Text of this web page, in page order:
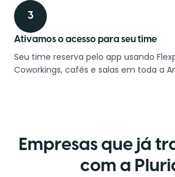
3
Ativamos o acesso para seu time
Seu time reserva pelo app usando
Coworkings, cafés e salas em toda a
Empresas que já
com a